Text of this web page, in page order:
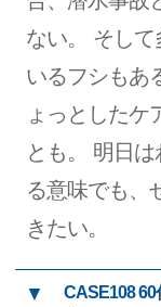
ない。 そし
いるフシもあ
ょっとしたケ
とも。 明日
る意味でも、
きたい。
▼
CASE108